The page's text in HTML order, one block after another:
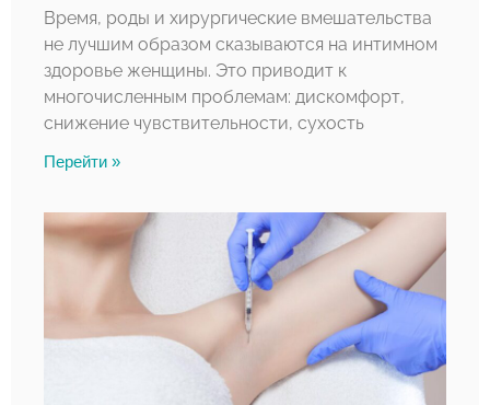
Время, роды и хирургические вмешательства
не лучшим образом сказываются на интимном
здоровье женщины. Это приводит к
многочисленным проблемам: дискомфорт,
снижение чувствительности, сухость
Перейти »